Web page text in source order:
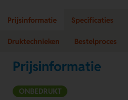
Prijsinformatie Specificaties
Druktechnieken Bestelproces
Prijsinformatie
ONBEDRUKT